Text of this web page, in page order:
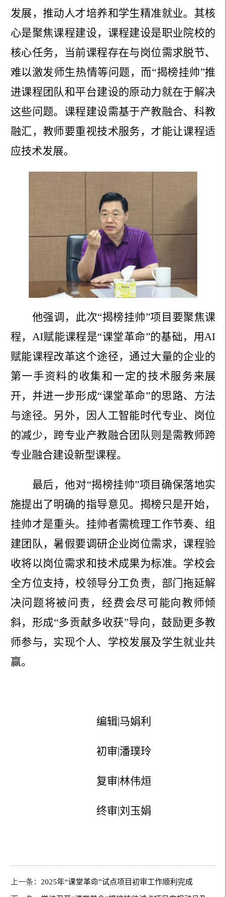
发展，推动人才培养和学生精准就业。其核
心是聚焦课程建设，课程建设是职业院校的
核心任务，当前课程存在与岗位需求脱节、
难以激发师生热情等问题，而“揭榜挂帅”推
进课程团队和平台建设的原动力就在于解决
这些问题。课程建设需基于产教融合、科教
融汇，教师要重视技术服务，才能让课程适
应技术发展。
他强调，此次“揭榜挂帅”项目要聚焦课
程，AI赋能课程是“课堂革命”的基础，用AI
赋能课程改革这个途径，通过大量的企业的
第一手资料的收集和一定的技术服务来展
开，并进一步形成“课堂革命”的思路、方法
与途径。另外，因人工智能时代专业、岗位
的减少，跨专业产教融合团队则是需教师跨
专业融合建设新型课程。
最后，他对“揭榜挂帅”项目确保落地实
施提出了明确的指导意见。揭榜只是开始，
挂帅才是重头。挂帅者需梳理工作节奏、组
建团队，暑假要调研企业岗位需求，课程验
收将以岗位需求和技术成果为标准。学校会
全方位支持，校领导分工负责，部门拖延解
决问题将被问责，经费会尽可能向教师倾
斜，形成“多贡献多收获”导向，鼓励更多教
师参与，实现个人、学校发展及学生就业共
赢。
编辑|马娟利
初审|潘璞玲
复审|林伟烜
终审|刘玉娟
上一条： 2025年“课堂革命”试点项目初审工作顺利完成